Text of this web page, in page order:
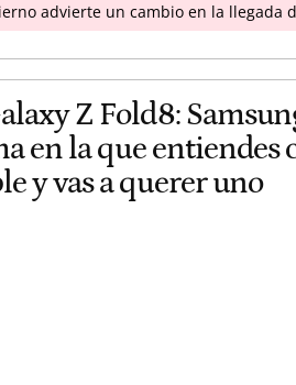
advierte un cambio en la llegada
Z Fold8:
en la que entiendes
y vas a querer uno